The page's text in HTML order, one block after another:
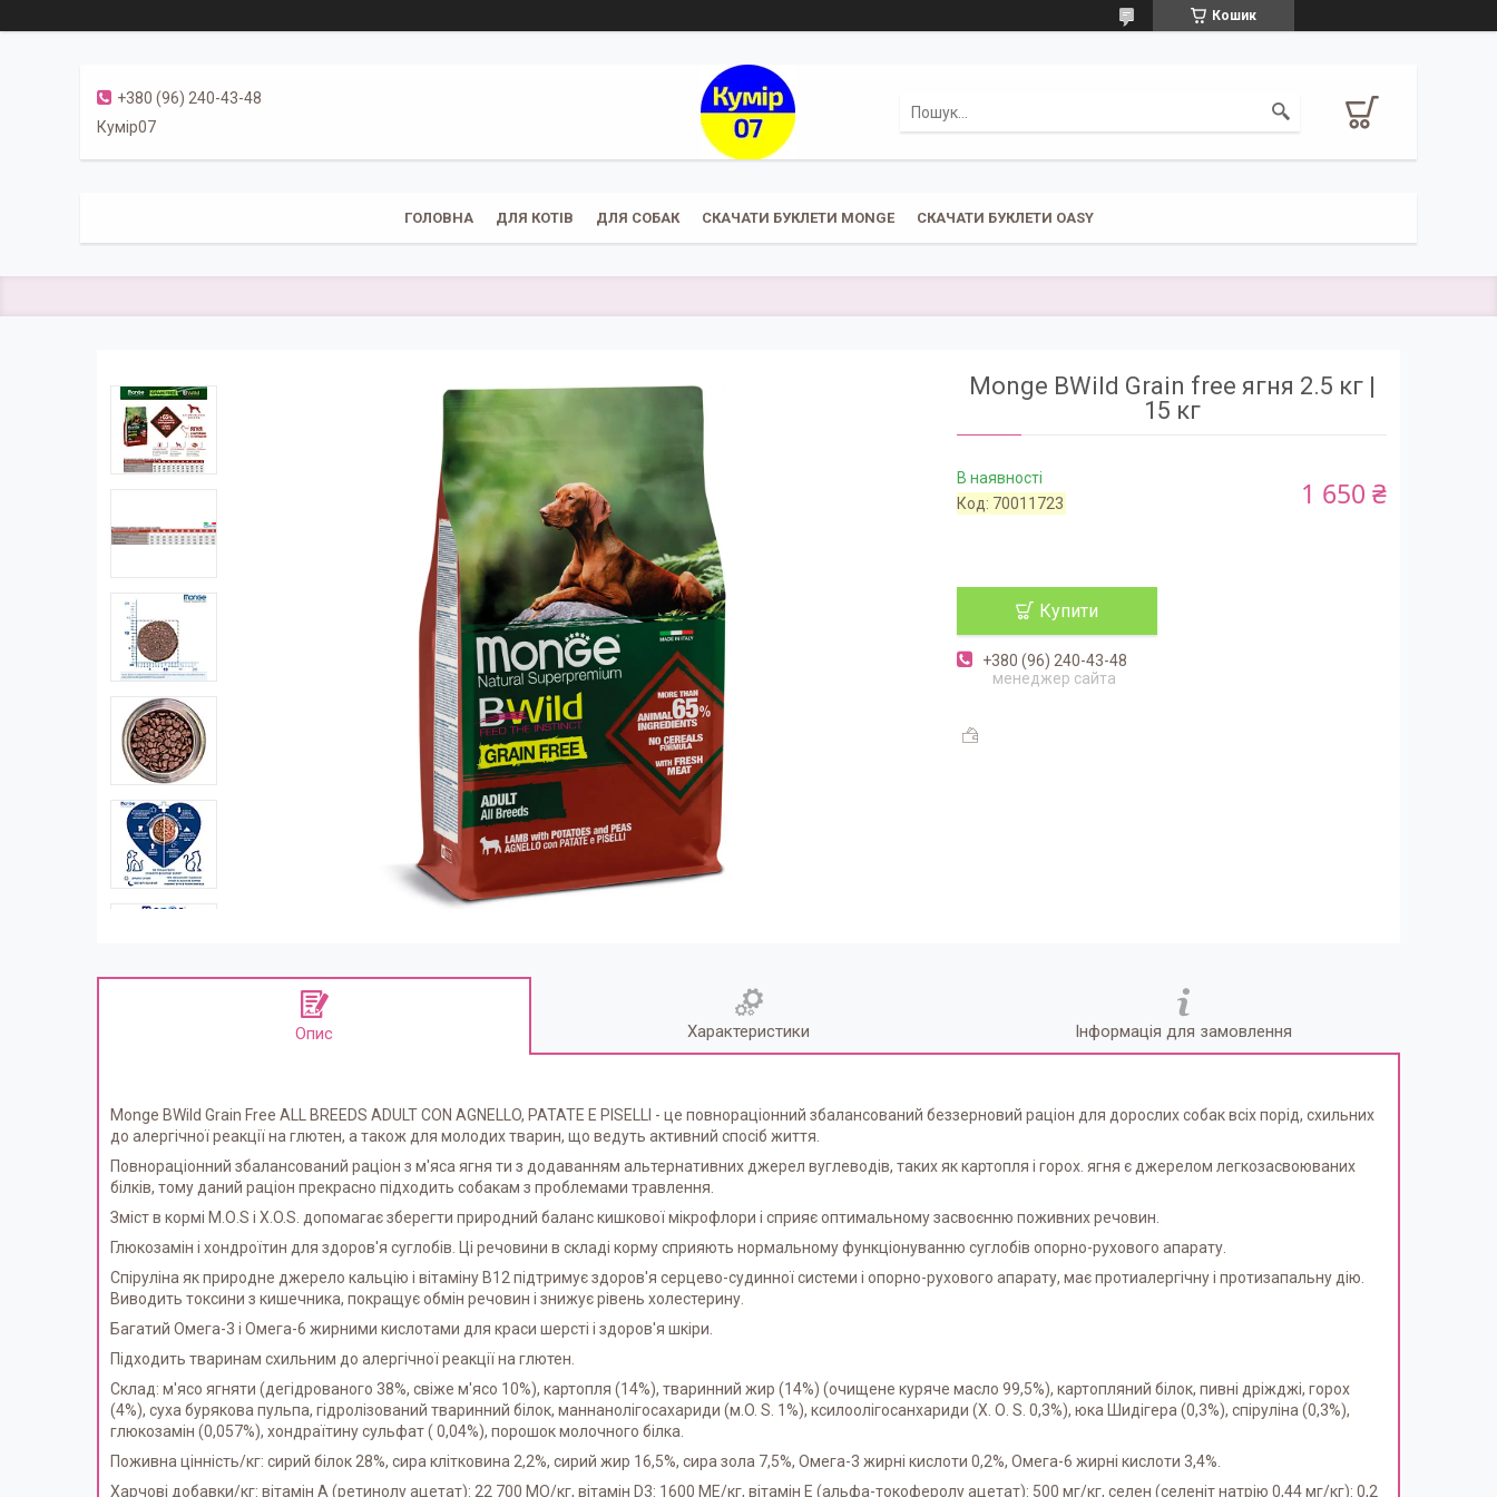
Кошик
+380 (96) 240-43-48
Кумір07
ГОЛОВНА ДЛЯ КОТІВ ДЛЯ СОБАК СКАЧАТИ БУКЛЕТИ MONGE СКАЧАТИ БУКЛЕТИ OASY
Monge BWild Grain free ягня 2.5 кг |
15 кг
В наявності
Код: 70011723 1 650 ₴
Купити
+380 (96) 240-43-48
менеджер сайта
Опис Характеристики Інформація для замовлення
Monge BWild Grain Free ALL BREEDS ADULT CON AGNELLO, PATATE E PISELLI - це повнораціонний збалансований беззерновий раціон для дорослих собак всіх порід, схильних
до алергічної реакції на глютен, а також для молодих тварин, що ведуть активний спосіб життя.
Повнораціонний збалансований раціон з м'яса ягня ти з додаванням альтернативних джерел вуглеводів, таких як картопля і горох. ягня є джерелом легкозасвоюваних
білків, тому даний раціон прекрасно підходить собакам з проблемами травлення.
Зміст в кормі М.О.S і X.O.S. допомагає зберегти природний баланс кишкової мікрофлори і сприяє оптимальному засвоєнню поживних речовин.
Глюкозамін і хондроїтин для здоров'я суглобів. Ці речовини в складі корму сприяють нормальному функціонуванню суглобів опорно-рухового апарату.
Спіруліна як природне джерело кальцію і вітаміну В12 підтримує здоров'я серцево-судинної системи і опорно-рухового апарату, має протиалергічну і протизапальну дію.
Виводить токсини з кишечника, покращує обмін речовин і знижує рівень холестерину.
Багатий Омега-3 і Омега-6 жирними кислотами для краси шерсті і здоров'я шкіри.
Підходить тваринам схильним до алергічної реакції на глютен.
Склад: м'ясо ягняти (дегідрованого 38%, свіже м'ясо 10%), картопля (14%), тваринний жир (14%) (очищене куряче масло 99,5%), картопляний білок, пивні дріжджі, горох
(4%), суха бурякова пульпа, гідролізований тваринний білок, маннанолігосахариди (м.O. S. 1%), ксилоолігосанхариди (Х. О. S. 0,3%), юка Шидігера (0,3%), спіруліна (0,3%),
глюкозамін (0,057%), хондраїтину сульфат ( 0,04%), порошок молочного білка.
Поживна цінність/кг: сирий білок 28%, сира клітковина 2,2%, сирий жир 16,5%, сира зола 7,5%, Омега-3 жирні кислоти 0,2%, Омега-6 жирні кислоти 3,4%.
Харчові добавки/кг: вітамін А (ретинолу ацетат): 22 700 МО/кг, вітамін D3: 1600 МЕ/кг, вітамін Е (альфа-токоферолу ацетат): 500 мг/кг, селен (селеніт натрію 0,44 мг/кг): 0,2